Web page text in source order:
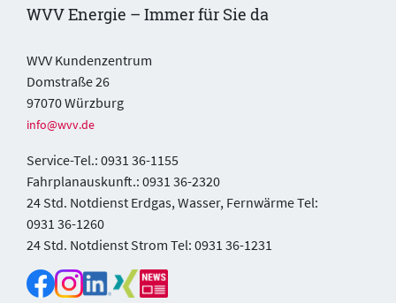
WVV Energie – Immer für Sie da
WVV Kundenzentrum
Domstraße 26
97070 Würzburg
info@wvv.de
Service-Tel.: 0931 36-1155
Fahrplanauskunft.: 0931 36-2320
24 Std. Notdienst Erdgas, Wasser, Fernwärme Tel:
0931 36-1260
24 Std. Notdienst Strom Tel: 0931 36-1231